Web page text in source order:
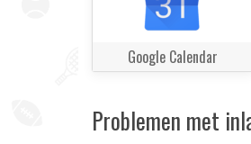
Google Calendar
Problemen met